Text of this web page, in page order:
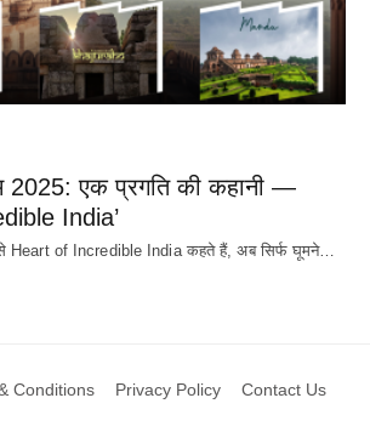
2025: एक प्रगति की कहानी —
India’
Heart of Incredible India कहते हैं, अब सिर्फ घूमने…
Conditions Privacy Policy Contact Us